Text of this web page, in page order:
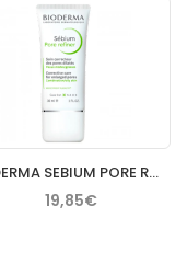
BIODERMA SEBIUM PORE REFINER 30 ML
19,85€